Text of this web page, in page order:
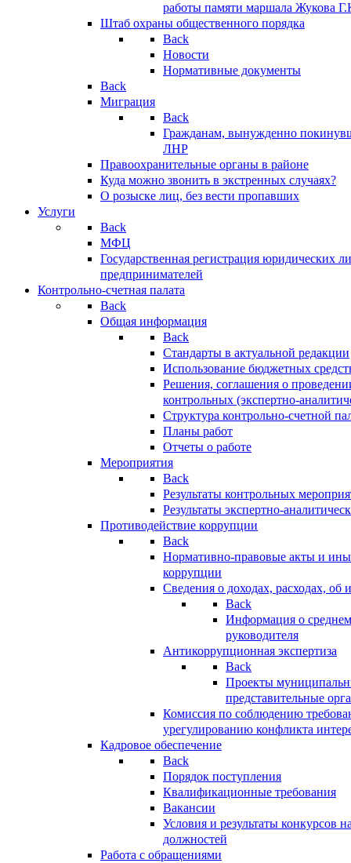
работы памяти маршала Жукова
Штаб охраны общественного порядка
Back
Новости
Нормативные документы
Back
Миграция
Back
Гражданам, вынужденно
ЛНР
Правоохранительные органы в районе
Куда можно звонить в экстренных случаях?
О розыске лиц, без вести пропавших
Услуги
Back
МФЦ
Государственная регистрация юридических
предпринимателей
Контрольно-счетная палата
Back
Общая информация
Back
Стандарты в актуальной редакции
Использование бюджетных
Решения, соглашения о
контрольных (экспертно-
Структура контрольно-счетной
Планы работ
Отчеты о работе
Мероприятия
Back
Результаты контрольных
Результаты экспертно-
Противодействие коррупции
Back
Нормативно-правовые акты и
коррупции
Сведения о доходах, расходах, об
Back
Информация о
руководителя
Антикоррупционная экспертиза
Back
Проекты
представительные
Комиссия по соблюдению
урегулированию конфликта
Кадровое обеспечение
Back
Порядок поступления
Квалификационные требования
Вакансии
Условия и результаты конкурсов
должностей
Работа с обращениями